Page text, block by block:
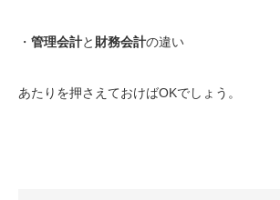
・ 管理会計と 財務会計の違い
あたりを押さえておけばOKでしょう。